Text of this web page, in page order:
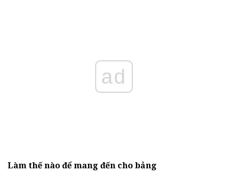
ad
Làm thế nào để mang đến cho bảng